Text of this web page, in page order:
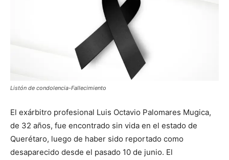
Listón de condolencia-Fallecimiento
El exárbitro profesional Luis Octavio Palomares Mugica,
de 32 años, fue encontrado sin vida en el estado de
Querétaro, luego de haber sido reportado como
desaparecido desde el pasado 10 de junio. El